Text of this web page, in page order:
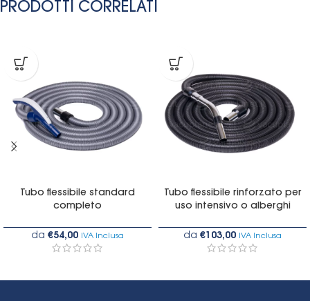
PRODOTTI CORRELATI
Tubo flessibile standard
completo
da €54,00 IVA Inclusa
Tubo flessibile rinforzato per
uso intensivo o alberghi
da € 103,00 IVA Inclusa